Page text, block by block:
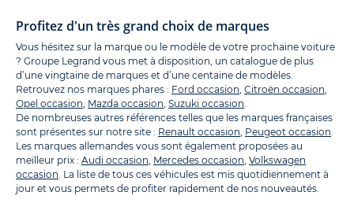
Profitez d'un très grand choix de marques
Vous hésitez sur la marque ou le modèle de votre prochaine voiture
? Groupe Legrand vous met à disposition, un catalogue de plus
d’une vingtaine de marques et d’une centaine de modèles.
Retrouvez nos marques phares : Ford occasion Citroën occasion
Opel occasion Mazda occasion Suzuki occasion
De nombreuses autres références telles que les marques françaises
sont présentes sur notre site : Renault occasion Peugeot occasion
Les marques allemandes vous sont également proposées au
meilleur prix : Audi occasion Mercedes occasion Volkswagen
occasion . La liste de tous ces véhicules est mis quotidiennement à
jour et vous permets de profiter rapidement de nos nouveautés.